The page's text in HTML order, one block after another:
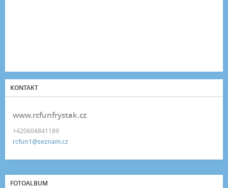
KONTAKT
www.rcfunfrystak.cz
+420604841189
rcfun1@seznam.cz
FOTOALBUM